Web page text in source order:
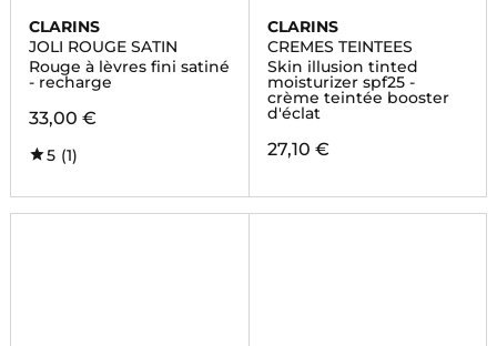
CLARINS
JOLI ROUGE SATIN
Rouge à lèvres fini satiné
- recharge
33,00 €
5 (1)
CLARINS
CREMES TEINTEES
Skin illusion tinted
moisturizer spf25 -
crème teintée booster
d'éclat
27,10 €